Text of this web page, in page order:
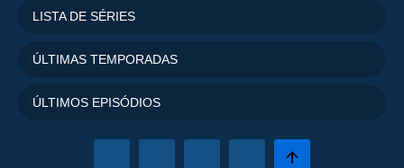
LISTA DE SÉRIES
ÚLTIMAS TEMPORADAS
ÚLTIMOS EPISÓDIOS